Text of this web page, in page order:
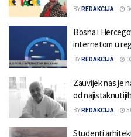
BY REDAKCIJA
Bosna i
internetom u
BY REDAKCIJA
Zauvijek nas je
od
BY REDAKCIJA
Studenti